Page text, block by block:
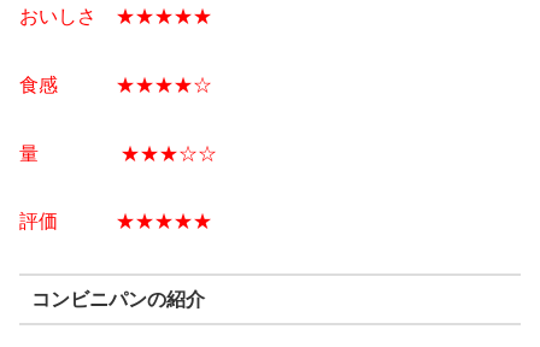
おいしさ ★★★★★
食感 ★★★★☆
量 ★★★☆☆
評価 ★★★★★
コンビニパンの紹介